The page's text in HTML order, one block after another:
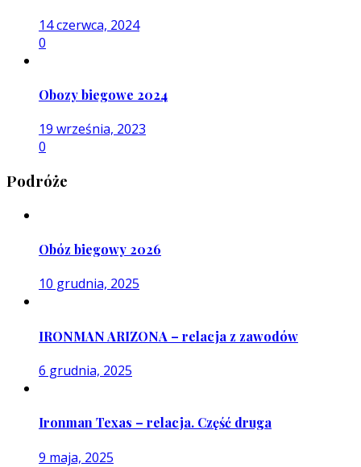
14 czerwca, 2024
0
Obozy biegowe 2024
19 września, 2023
0
Podróże
Obóz biegowy 2026
10 grudnia, 2025
IRONMAN ARIZONA – relacja z zawodów
6 grudnia, 2025
Ironman Texas – relacja. Część druga
9 maja, 2025